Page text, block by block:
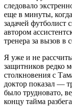
следовало
еще в минуты,
задачей футболист
автором
тренера за вызов в
Я уже и не
защитников редко
столкновения с
доктор показал —
было трудновато,
концу тайма